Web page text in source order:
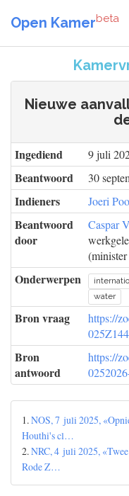
Open Kamerbeta
Nieuwe
Ingediend 9 juli
Beantwoord 30
Indieners Joeri
Beantwoord
door
Caspar
Onderwerpen
water
Bron vraag
https://
Bron
antwoord
https://
1.NOS, 7 juli 2025,
Houthi's cl…
2.NRC, 4 juli 2025,
Rode Z…